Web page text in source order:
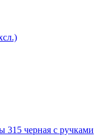
315 черная с ручками